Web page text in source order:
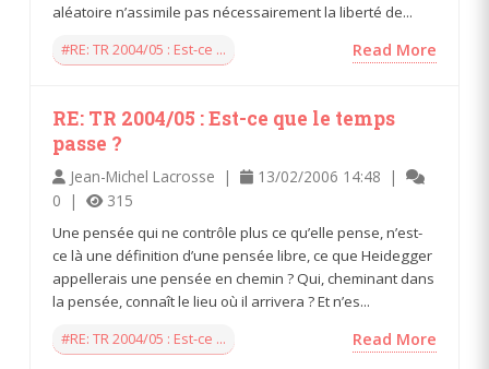
aléatoire n’assimile pas nécessairement la liberté de...
#RE: TR 2004/05 : Est-ce ...
Read More
RE: TR 2004/05 : Est-ce que le temps
passe ?
Jean-Michel Lacrosse |
13/02/2006 14:48 |
0 |
315
Une pensée qui ne contrôle plus ce qu’elle pense, n’est-
ce là une définition d’une pensée libre, ce que Heidegger
appellerais une pensée en chemin ? Qui, cheminant dans
la pensée, connaît le lieu où il arrivera ? Et n’es...
#RE: TR 2004/05 : Est-ce ...
Read More